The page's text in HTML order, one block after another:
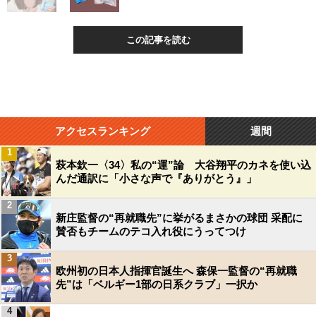
この記事を読む
アクセスランキング 週間
萩本欽一〈34〉私の“運”論 大谷翔平のカネを使い込
んだ通訳に「小さな声で『ありがとう』」
1
新庄監督の“再就職先”に挙がるまさかの球団 采配に
賛否もチームのテコ入れ役にうってつけ
2
欧州初の日本人指揮官誕生へ 森保一監督の“再就職
先”は「ベルギー1部の日系クラブ」一択か
3
4